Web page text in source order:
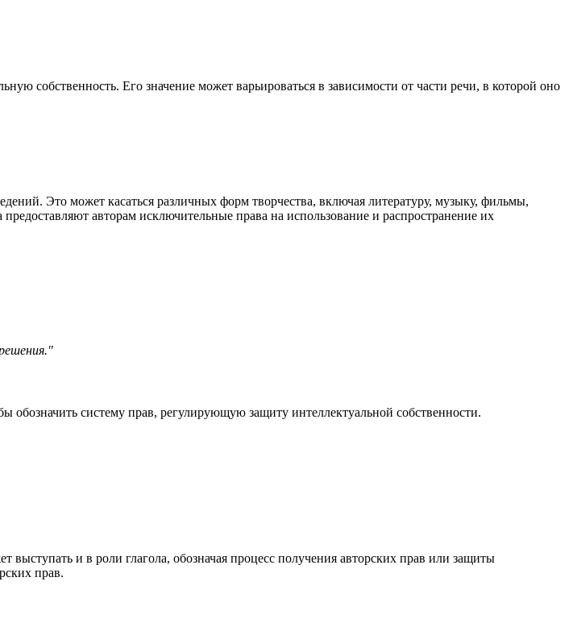
собственность. Его значение может варьироваться в зависимости от части речи, в которой оно
Это может касаться различных форм творчества, включая литературу, музыку, фильмы,
авторам исключительные права на использование и распространение их
обозначить систему прав, регулирующую защиту интеллектуальной собственности.
и в роли глагола, обозначая процесс получения авторских прав или защиты
прав.